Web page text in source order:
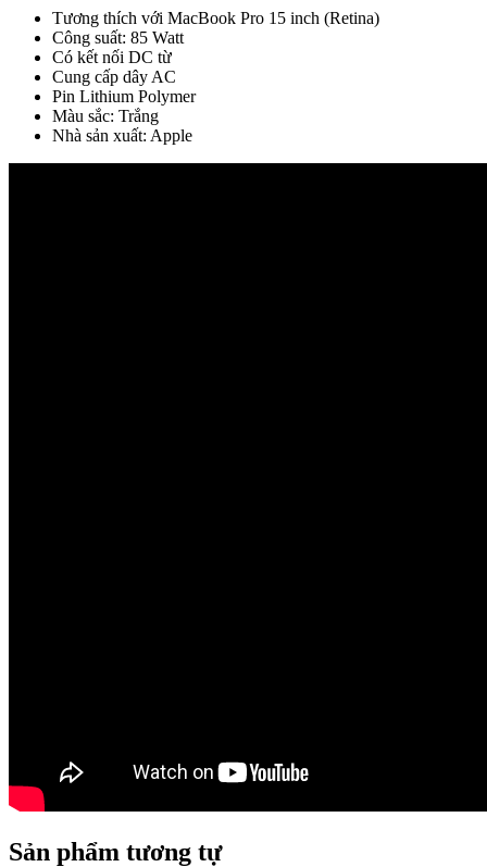
Tương thích với MacBook Pro 15 inch (Retina)
Công suất: 85 Watt
Có kết nối DC từ
Cung cấp dây AC
Pin Lithium Polymer
Màu sắc: Trắng
Nhà sản xuất: Apple
Sản phẩm tương tự